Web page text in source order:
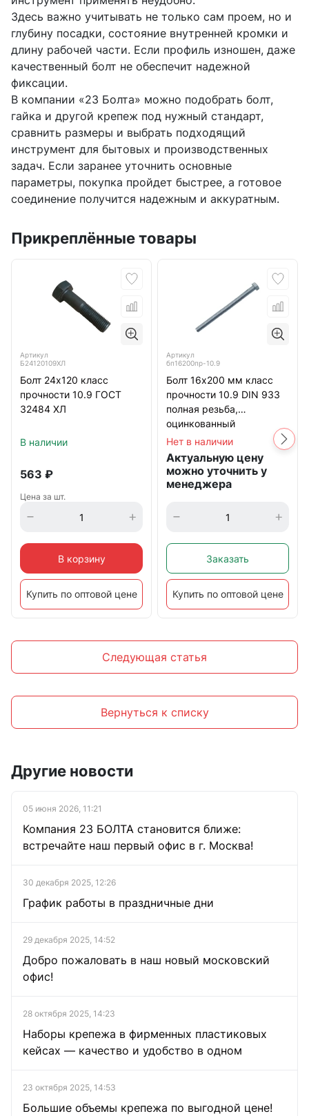
Здесь важно учитывать не только сам проем, но и
глубину посадки, состояние внутренней кромки и
длину рабочей части. Если профиль изношен, даже
качественный болт не обеспечит надежной
фиксации.
В компании «23 Болта» можно подобрать болт,
гайка и другой крепеж под нужный стандарт,
сравнить размеры и выбрать подходящий
инструмент для бытовых и производственных
задач. Если заранее уточнить основные
параметры, покупка пройдет быстрее, а готовое
соединение получится надежным и аккуратным.
Прикреплённые товары
Артикул
Б24120109ХЛ
Болт 24х120 класс
прочности 10.9 ГОСТ
32484 ХЛ
В наличии
563 ₽
Цена за шт.
В корзину
Купить по оптовой цене
Артикул
бп16200пр-10.9
Болт 16х200 мм класс
прочности 10.9 DIN 933
полная резьба,
оцинкованный
Нет в наличии
Актуальную цену
можно уточнить у
менеджера
Заказать
Купить по оптовой цене
Следующая статья
Вернуться к списку
Другие новости
05 июня 2026, 11:21
Компания 23 БОЛТА становится ближе:
встречайте наш первый офис в г. Москва!
30 декабря 2025, 12:26
График работы в праздничные дни
29 декабря 2025, 14:52
Добро пожаловать в наш новый московский
офис!
28 октября 2025, 14:23
Наборы крепежа в фирменных пластиковых
кейсах — качество и удобство в одном
23 октября 2025, 14:53
Большие объемы крепежа по выгодной цене!